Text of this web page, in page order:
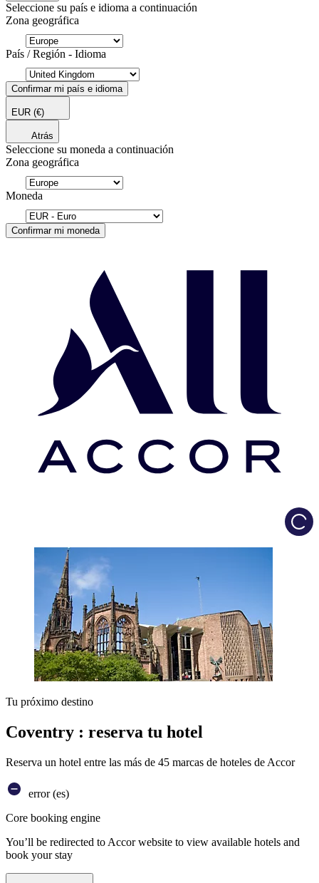
Seleccione su país e idioma a continuación
Zona geográfica
País / Región - Idioma
Confirmar mi país e idioma
EUR (€)
Atrás
Seleccione su moneda a continuación
Zona geográfica
Moneda
Confirmar mi moneda
Tu próximo destino
Coventry : reserva tu hotel
Reserva un hotel entre las más de 45 marcas de hoteles de Accor
error (es)
Core booking engine
You’ll be redirected to Accor website to view available hotels and
book your stay